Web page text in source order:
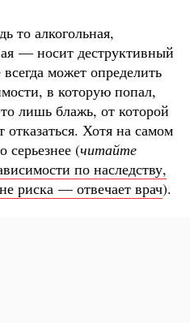
то алкогольная,
— носит деструктивный
может определить
в которую попал,
лишь блажь, от которой
Хотя на самом
серьезнее (читайте
по наследству,
риска — отвечает врач).